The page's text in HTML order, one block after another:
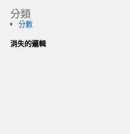
分類
分數
消失的邏輯